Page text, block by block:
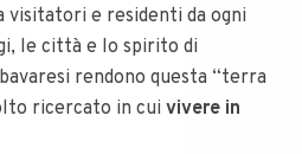
e residenti da ogni
le città e lo spirito di
rendono questa “terra
ricercato in cui vivere in